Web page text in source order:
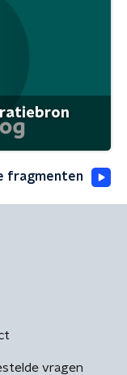
fragmenten
vragen